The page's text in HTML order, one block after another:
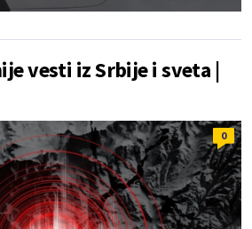
vesti iz Srbije i sveta |
0